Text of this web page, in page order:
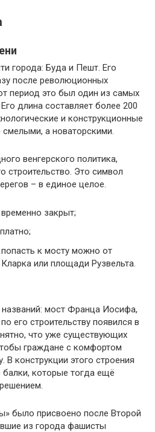
города: Буда и Пешт. Его
после революционных
период это был один из самых
длина составляет более 200
и конструкционные
а новаторскими.
венгерского политика,
строительство. Это символ
– в единое целое.
временно закрыт;
попасть к мосту можно от
или площади Рузвельта.
мост Франца Иосифа,
его строительству появился в
что уже существующих
граждане с комфортом
В конструкции этого строения
которые тогда ещё
было присвоено после Второй
из города фашисты